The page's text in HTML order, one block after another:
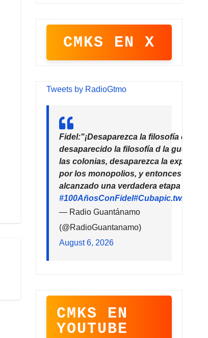
CMKS EN X
Tweets by RadioGtmo
Fidel:"¡Desaparezca la filosofía del
desaparecido la filosofía d la guerra!
las colonias, desaparezca la
por los monopolios, y entonces la
alcanzado una verdadera etapa de
#100AñosConFidel#Cuba
— Radio Guantánamo
(@RadioGuantanamo)
August 6, 2026
CMKS EN
YOUTUBE